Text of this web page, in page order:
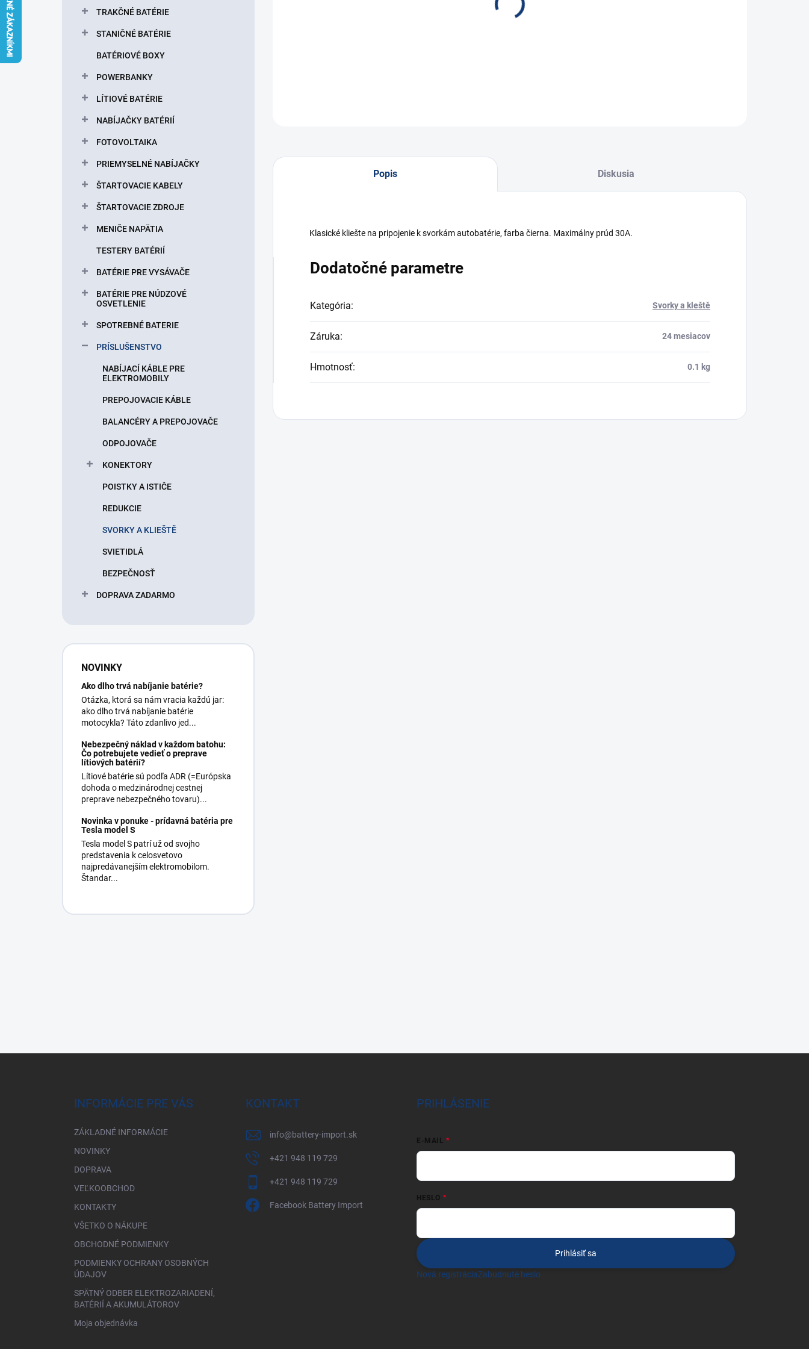
TRAKČNÉ BATÉRIE
STANIČNÉ BATÉRIE
BATÉRIOVÉ BOXY
POWERBANKY
LÍTIOVÉ BATÉRIE
NABÍJAČKY BATÉRIÍ
FOTOVOLTAIKA
PRIEMYSELNÉ NABÍJAČKY
ŠTARTOVACIE KABELY
ŠTARTOVACIE ZDROJE
MENIČE NAPÄTIA
TESTERY BATÉRIÍ
BATÉRIE PRE VYSÁVAČE
BATÉRIE PRE NÚDZOVÉ
OSVETLENIE
SPOTREBNÉ BATERIE
PRÍSLUŠENSTVO
NABÍJACÍ KÁBLE PRE
ELEKTROMOBILY
PREPOJOVACIE KÁBLE
BALANCÉRY A PREPOJOVAČE
ODPOJOVAČE
KONEKTORY
POISTKY A ISTIČE
REDUKCIE
SVORKY A KLIEŠTĚ
SVIETIDLÁ
BEZPEČNOSŤ
DOPRAVA ZADARMO
NOVINKY
Ako dlho trvá nabíjanie batérie?
Otázka, ktorá sa nám vracia každú jar:
ako dlho trvá nabíjanie batérie
motocykla? Táto zdanlivo jed...
Nebezpečný náklad v každom batohu:
Čo potrebujete vedieť o preprave
lítiových batérií?
Lítiové batérie sú podľa ADR (=Európska
dohoda o medzinárodnej cestnej
preprave nebezpečného tovaru)...
Novinka v ponuke - prídavná batéria pre
Tesla model S
Tesla model S patrí už od svojho
predstavenia k celosvetovo
najpredávanejším elektromobilom.
Štandar...
Kliešte pre pripojenie ku kontaktom olovené batérie.
Popis Diskusia
Klasické kliešte na pripojenie k svorkám autobatérie, farba čierna. Maximálny prúd 30A.
Dodatočné parametre
Kategória: Svorky a kleště
Záruka: 24 mesiacov
Hmotnosť: 0.1 kg
INFORMÁCIE PRE VÁS
ZÁKLADNÉ INFORMÁCIE
NOVINKY
DOPRAVA
VEĽKOOBCHOD
KONTAKTY
VŠETKO O NÁKUPE
OBCHODNÉ PODMIENKY
PODMIENKY OCHRANY OSOBNÝCH
ÚDAJOV
SPÄTNÝ ODBER ELEKTROZARIADENÍ,
BATÉRIÍ A AKUMULÁTOROV
Moja objednávka
KONTAKT
info@battery-import.sk
+421 948 119 729
+421 948 119 729
Facebook Battery Import
PRIHLÁSENIE
E-MAIL
HESLO
Prihlásiť sa
Nová registráciaZabudnuté heslo